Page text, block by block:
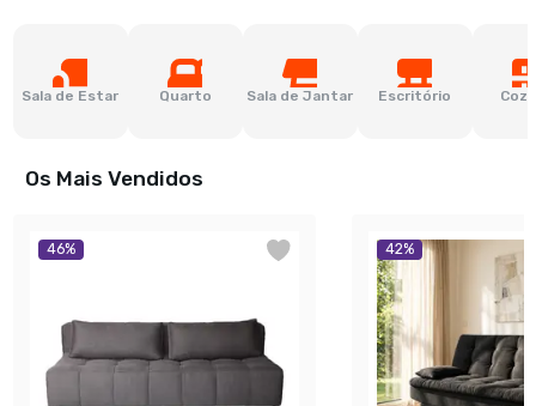
Sala de Estar Quarto Sala de Jantar Escritório
Os Mais Vendidos
46% 42%